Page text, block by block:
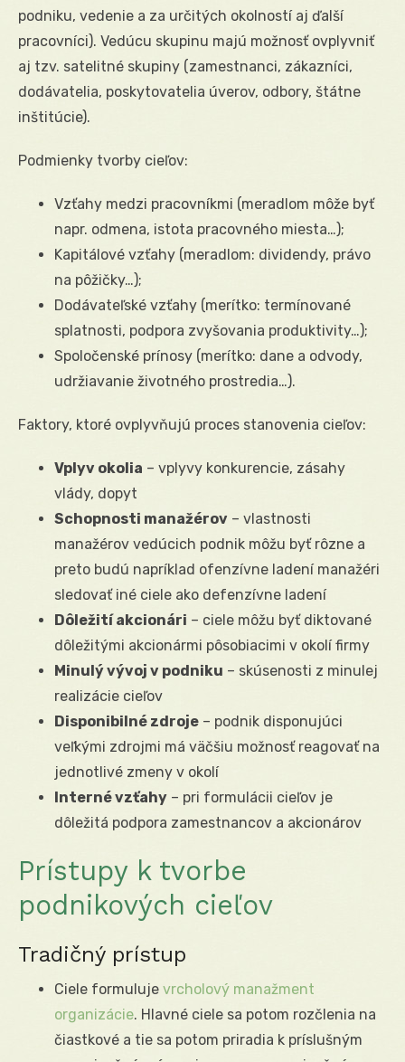
podniku, vedenie a za určitých okolností aj ďalší
pracovníci). Vedúcu skupinu majú možnosť ovplyvniť
aj tzv. satelitné skupiny (zamestnanci, zákazníci,
dodávatelia, poskytovatelia úverov, odbory, štátne
inštitúcie).
Podmienky tvorby cieľov:
Vzťahy medzi pracovníkmi (meradlom môže byť
napr. odmena, istota pracovného miesta…);
Kapitálové vzťahy (meradlom: dividendy, právo
na pôžičky…);
Dodávateľské vzťahy (merítko: termínované
splatnosti, podpora zvyšovania produktivity…);
Spoločenské prínosy (merítko: dane a odvody,
udržiavanie životného prostredia…).
Faktory, ktoré ovplyvňujú proces stanovenia cieľov:
Vplyv okolia – vplyvy konkurencie, zásahy
vlády, dopyt
Schopnosti manažérov – vlastnosti
manažérov vedúcich podnik môžu byť rôzne a
preto budú napríklad ofenzívne ladení manažéri
sledovať iné ciele ako defenzívne ladení
Dôležití akcionári – ciele môžu byť diktované
dôležitými akcionármi pôsobiacimi v okolí firmy
Minulý vývoj v podniku – skúsenosti z minulej
realizácie cieľov
Disponibilné zdroje – podnik disponujúci
veľkými zdrojmi má väčšiu možnosť reagovať na
jednotlivé zmeny v okolí
Interné vzťahy – pri formulácii cieľov je
dôležitá podpora zamestnancov a akcionárov
Prístupy k tvorbe
podnikových cieľov
Tradičný prístup
Ciele formuluje vrcholový manažment
organizácie. Hlavné ciele sa potom rozčlenia na
čiastkové a tie sa potom priradia k príslušným